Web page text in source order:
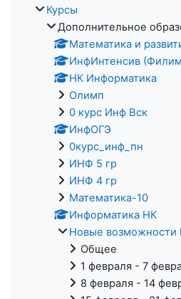
Курсы
Дополнительное
Математика и
ИнфИнтенсив
НК Информатика
Олимп
0 курс Инф Вск
ИнфОГЭ
0курс_инф_пн
ИНФ 5 гр
ИНФ 4 гр
Математика-10
Информатика НК
Новые возможности
Общее
1 февраля - 7
8 февраля - 14